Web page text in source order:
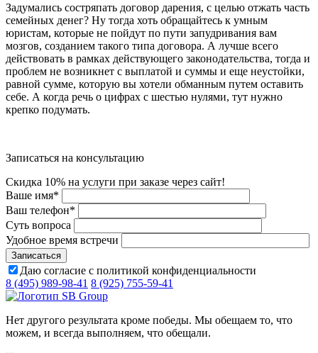
Задумались состряпать договор дарения, с целью отжать часть
семейных денег? Ну тогда хоть обращайтесь к умным
юристам, которые не пойдут по пути запудривания вам
мозгов, созданием такого типа договора. А лучше всего
действовать в рамках действующего законодательства, тогда и
проблем не возникнет с выплатой и суммы и еще неустойки,
равной сумме, которую вы хотели обманным путем оставить
себе. А когда речь о цифрах с шестью нулями, тут нужно
крепко подумать.
Записаться на консультацию
Скидка 10% на услуги при заказе через сайт!
Ваше имя*
Ваш телефон*
Суть вопроса
Удобное время встречи
Даю согласие с политикой конфиденциальности
8 (495) 989-98-41 8 (925) 755-59-41
Нет другого результата кроме победы. Мы обещаем то, что
можем, и всегда выполняем, что обещали.